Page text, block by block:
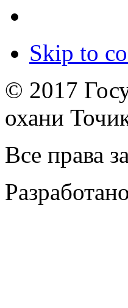
Skip to
© 2017
охани
Все права